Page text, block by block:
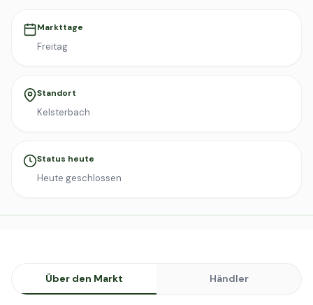
Markttage
Freitag
Standort
Kelsterbach
Status heute
Heute geschlossen
Über den Markt Händler